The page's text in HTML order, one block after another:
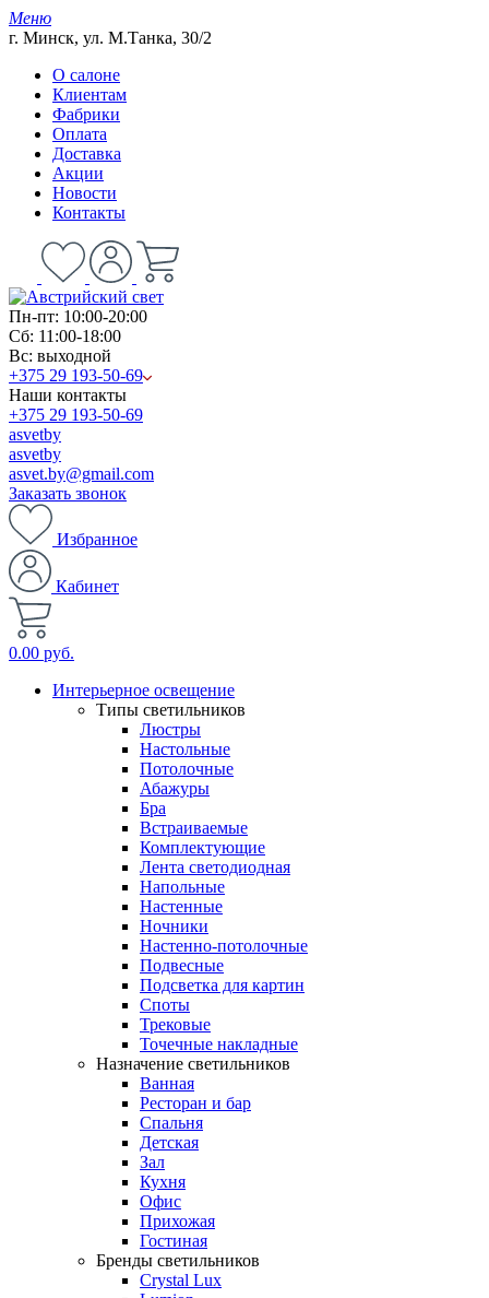
Меню
г. Минск, ул. М.Танка, 30/2
О салоне
Клиентам
Фабрики
Оплата
Доставка
Акции
Новости
Контакты
Пн-пт: 10:00-20:00
Сб: 11:00-18:00
Вс: выходной
+375 29 193-50-69
Наши контакты
+375 29 193-50-69
asvetby
asvetby
asvet.by@gmail.com
Заказать звонок
Избранное
Кабинет
0.00 руб.
Интерьерное освещение
Типы светильников
Люстры
Настольные
Потолочные
Абажуры
Бра
Встраиваемые
Комплектующие
Лента светодиодная
Напольные
Настенные
Ночники
Настенно-потолочные
Подвесные
Подсветка для картин
Споты
Трековые
Точечные накладные
Назначение светильников
Ванная
Ресторан и бар
Спальня
Детская
Зал
Кухня
Офис
Прихожая
Гостиная
Бренды светильников
Crystal Lux